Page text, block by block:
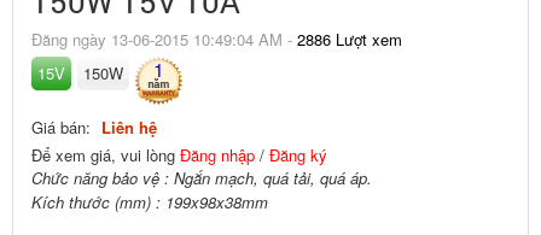
Đăng ngày 13-06-2015 10:49:04 AM - 2886 Lượt xem
15V
150W 1
Giá bán: Liên hệ
Để xem giá, vui lòng Đăng nhập / Đăng ký
Chức năng bảo vệ : Ngắn mạch, quá tải, quá áp.
Kích thước (mm) : 199x98x38mm